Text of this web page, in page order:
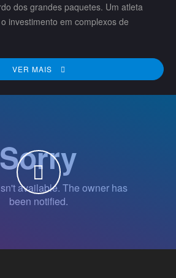
dos grandes paquetes. Um atleta
investimento em complexos de
VER MAIS
WATCH THE VIDEO